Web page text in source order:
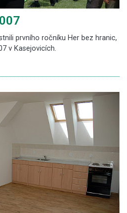
prvního ročníku Her bez hranic,
v Kasejovicích.